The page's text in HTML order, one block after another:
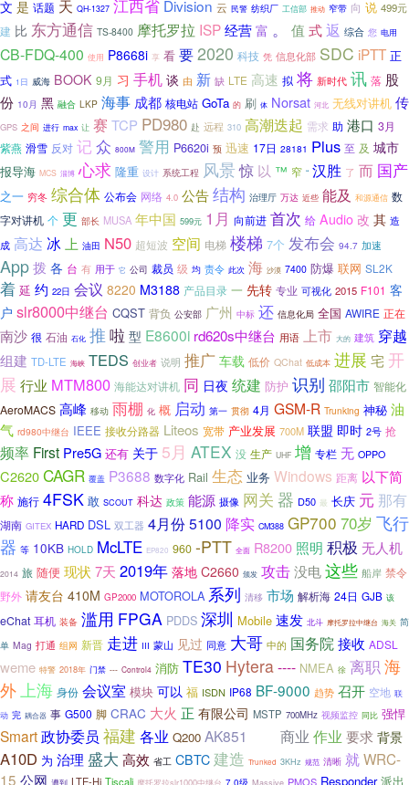
文 是 话题 天 QH-1327 江西省 Division 云 民警 纺织厂 工信部 推动 窄带 向 说 499元
建 比 东方通信 TS-8400 摩托罗拉 ISP经营富 。 值 式返 综合 您 电用
CB-FDQ-400 使用 P8668i 享 看 要2020 科技 凭 信息化部 SDC iPTT 正
式 1日 威海 BOOK 9月 习 手机 谈 由 新 缺 LTE 高速 拟 将 新时代 讯 落 股
份 10月 黑 融合 LKP 海事 成都 核电站 GoTa 的 刷 体 Norsat 河北 无线对讲机 传
GPS 之间 进行 max 让 赛 TCP PD980 赴 远程 310 高潮迭起 需求 助 港口 3月
紫燕 滑雪 反对 记 众 800M 警用 P6620i 预 迅速 17日 28181 Plus 至 及 城市
报导海 MCS 淄博 心求 隆重 设计 系统工程 风景 惊 以 ™ 窄 “ 汉胜 了 而 国产
之一 穷冬 综合体 公布会 网络 4.0 公告结构 治理厅 万达 近些 能及 和源通信 数
字对讲机 个 更 部长 MUSA 年中国 599元 1月 向前进 首次 给 Audio 改 其 造
成 高达 冰 上 油田 N50 超短波 空间 电梯 楼梯 7个 发布会 94.7 加速
App拨 各 台 有 用于 它 公司 裁员 级 均 责令 此次 海 沙漠 7400 防爆 联网 SL2K
着 延 约 22日 会议 8220 M3188 产品目录 一 先转 专业 可视化 2015 F101 客
户 slr8000中继台 CQST 背负 公安部 广州 中标 还 信息化局 全国 AWIRE 正在
南沙 很 石油 石化 推 啦 型 E8600i rd620s中继台 用语 上市 大的 建筑 穿越
组建 TD-LTE 海峡 TEDS 创业者 说明 推广 车载 低价 QChat 低成本 进展 宅开
展 行业 MTM800 海能达对讲机 同 日夜 统建 防护 识别 邵阳市 智能化
AeroMACS 高峰 移动 雨棚 化 概 启动 第一 贯彻 4月 GSM-R Trunking 神秘 油
气 rd980中继台 IEEE 接收分路器 Liteos 宽带 产业发展 700M 联盟 即时 2号 抢
频率 First Pre5G 还有 关于 5月 ATEX 没 生产 UHF 增 专栏 无 OPPO
C2620CAGR 覆盖 P3688 数字化 Rail 生态 业务 Windows 距离 以下简
称 施行 4FSK 敢 SCOUT 科达 政策 能源 摄像 网关 器 D50 最 长庆 元 那有
湖南 GITEX HARD DSL 双工器 4月份5100 降实 CM388 GP700 70岁 飞行
器 等 10KB HOLD McLTE EP820 960 -PTT 全面 R8200 照明 积极 无人机
2014 旅 随便 现状 7天 2019年 落地 C2660 颁发 攻击没电这些 船岸 禁令
野外 请友台 410M GP2000 MOTOROLA 系列 清移 市场 解析海 24日 GJB 该
eChat 耳机 装备 滥用 FPGA PDDS 深圳 Mobile 速发 北斗 摩托罗拉中继台 海关 简
单 Mag 打通 组网 新晋 走进 III 蒙山 见过 同意 大哥 中的 国务院接收 ADSL
weme 特警 2018年 门禁 --- Control4 消防 TE30 Hytera---- NMEA 徐 离职 海
外上海 身份 会议室 模块 可以 福 ISDN IP68 BF-9000 趋势 召开 空地 联
动 完 耦合器 事 G500 脚 CRAC 大火 正 有限公司 MSTP 700MHz 视频监控 同比 强悍
Smart政协委员 福建 各业 Q200 AK851 商业 作业 要求 背景
A10D 为 治理 盛大 高效 省工 CBTC 建造 Trunked 3KHz 规范 清晰 就WRC-
15 公网 LTE-Hi Tiscali 摩托罗拉slr1000中继台 7.0级 PMOS Responder 派出